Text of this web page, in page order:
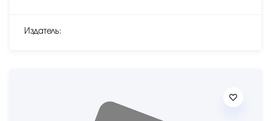
Издатель: